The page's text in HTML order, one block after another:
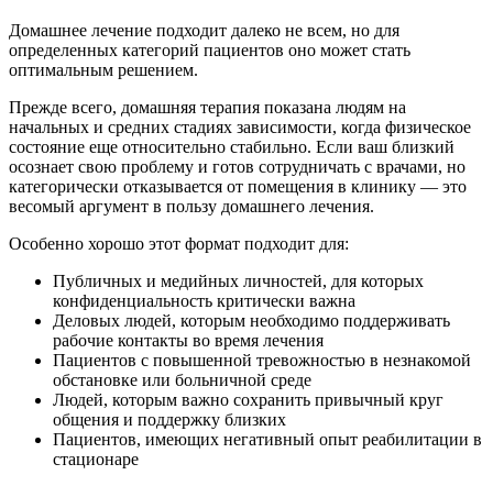
Домашнее лечение подходит далеко не всем, но для
определенных категорий пациентов оно может стать
оптимальным решением.
Прежде всего, домашняя терапия показана людям на
начальных и средних стадиях зависимости, когда физическое
состояние еще относительно стабильно. Если ваш близкий
осознает свою проблему и готов сотрудничать с врачами, но
категорически отказывается от помещения в клинику — это
весомый аргумент в пользу домашнего лечения.
Особенно хорошо этот формат подходит для:
Публичных и медийных личностей, для которых
конфиденциальность критически важна
Деловых людей, которым необходимо поддерживать
рабочие контакты во время лечения
Пациентов с повышенной тревожностью в незнакомой
обстановке или больничной среде
Людей, которым важно сохранить привычный круг
общения и поддержку близких
Пациентов, имеющих негативный опыт реабилитации в
стационаре